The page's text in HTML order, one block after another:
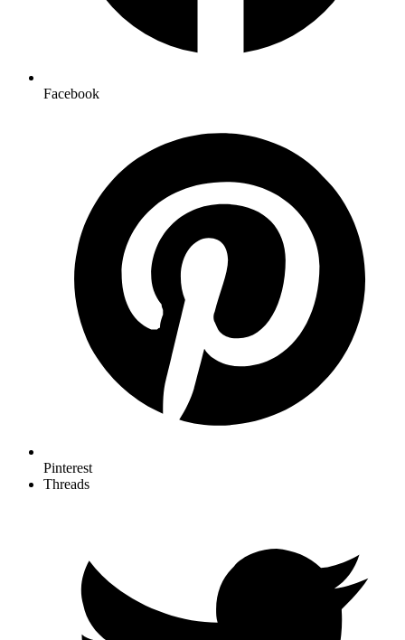
Facebook
Pinterest
Threads